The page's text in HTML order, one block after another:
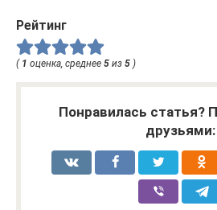
Рейтинг
( 1 оценка, среднее 5 из 5 )
Понравилась статья?
друзьями: